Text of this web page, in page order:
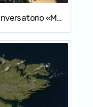
Daniel Filmus participó del conversatorio «Malvinas, Antártida y Atlántico Sur: soberanía y desafíos contemporáneos»